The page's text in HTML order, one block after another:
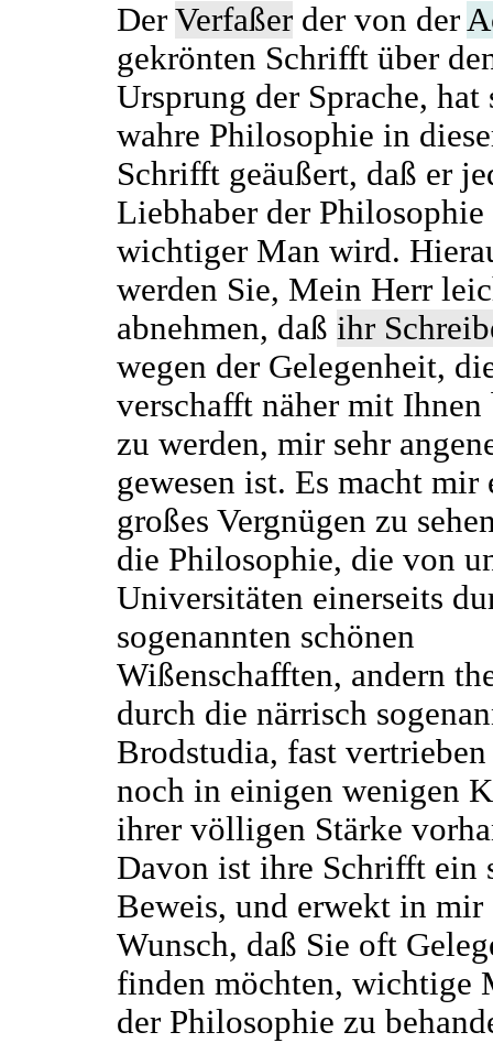
Der Verfaßer der von der
gekrönten Schrifft über
Ursprung der Sprache, hat
wahre Philosophie in
Schrifft geäußert, daß er
Liebhaber der Philosophie
wichtiger Man wird.
werden Sie, Mein Herr
abnehmen, daß ihr
wegen der Gelegenheit,
verschafft näher mit Ihnen
zu werden, mir sehr
gewesen ist. Es macht mir
großes Vergnügen zu
die Philosophie, die von
Universitäten einerseits
sogenannten schönen
Wißenschafften, andern
durch die närrisch
Brodstudia, fast
noch in einigen wenigen
ihrer völligen Stärke
Davon ist ihre Schrifft ein
Beweis, und erwekt in mir
Wunsch, daß Sie oft
finden möchten, wichtige
der Philosophie zu